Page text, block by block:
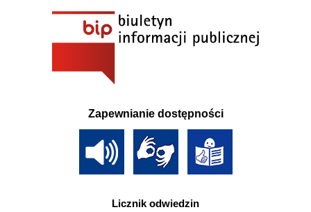
Zapewnianie dostępności
Licznik odwiedzin